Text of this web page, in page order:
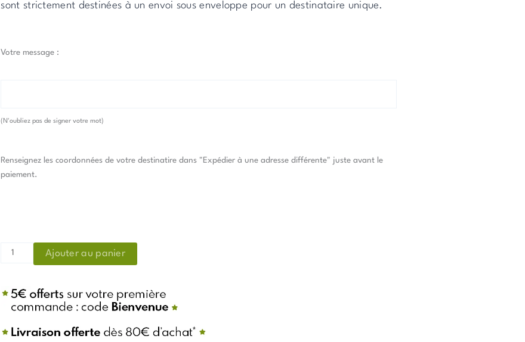
sont strictement destinées à un envoi sous enveloppe pour un destinataire unique.
Votre message :
(N'oubliez pas de signer votre mot)
Renseignez les coordonnées de votre destinatire dans "Expédier à une adresse différente" juste avant le
paiement.
quantité
-
Ajouter au panier